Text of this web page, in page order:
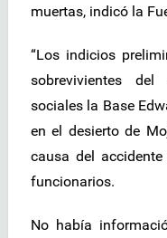
muertas, indicó la
“Los indicios
sobrevivientes
sociales la Base
en el desierto de
causa del
funcionarios.
No había